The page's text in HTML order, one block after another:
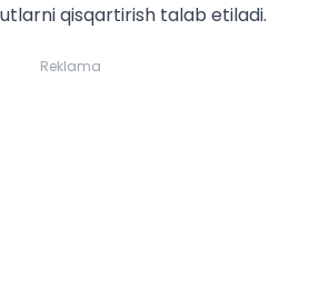
qisqartirish talab etiladi.
Reklama